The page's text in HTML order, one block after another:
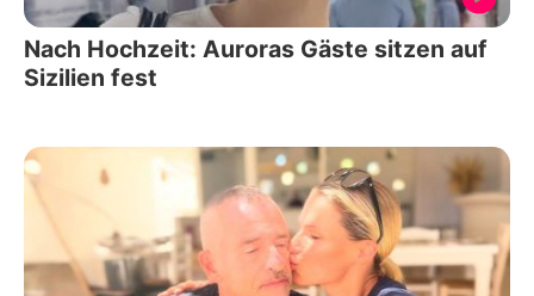
Nach Hochzeit: Auroras Gäste sitzen auf
Sizilien fest